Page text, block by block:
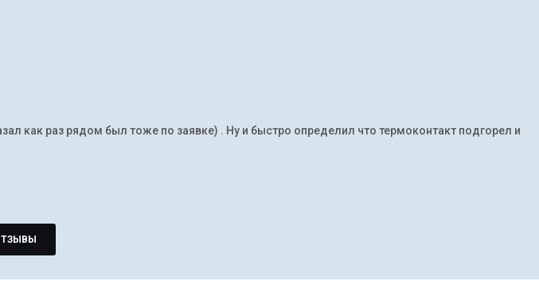
как раз рядом был тоже по заявке) . Ну и быстро определил что термоконтакт подгорел и